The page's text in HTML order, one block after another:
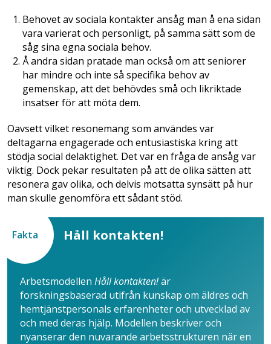
Behovet av sociala kontakter ansåg man å ena sidan
vara varierat och personligt, på samma sätt som de
såg sina egna sociala behov.
Å andra sidan pratade man också om att seniorer
har mindre och inte så specifika behov av
gemenskap, att det behövdes små och likriktade
insatser för att möta dem.
Oavsett vilket resonemang som användes var
deltagarna engagerade och entusiastiska kring att
stödja social delaktighet. Det var en fråga de ansåg var
viktig. Dock pekar resultaten på att de olika sätten att
resonera gav olika, och delvis motsatta synsätt på hur
man skulle genomföra ett sådant stöd.
Fakta Håll kontakten!
Arbetsmodellen Håll kontakten!är
forskningsbaserad utifrån kunskap om äldres och
hemtjänstpersonals erfarenheter och utvecklad av
och med deras hjälp. Modellen beskriver och
nyanserar den nuvarande arbetsstrukturen när en